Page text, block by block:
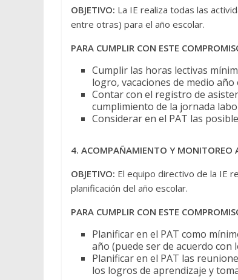
OBJETIVO: La IE realiza todas las
entre otras) para el año escolar.
PARA CUMPLIR CON ESTE
Cumplir las horas lectivas
logro, vacaciones de medio año
Contar con el registro de
cumplimiento de la jornada
Considerar en el PAT las
4. ACOMPAÑAMIENTO Y MONITOREO
OBJETIVO: El equipo directivo de la IE
planificación del año escolar.
PARA CUMPLIR CON ESTE
Planificar en el PAT como
año (puede ser de acuerdo con
Planificar en el PAT las
los logros de aprendizaje y